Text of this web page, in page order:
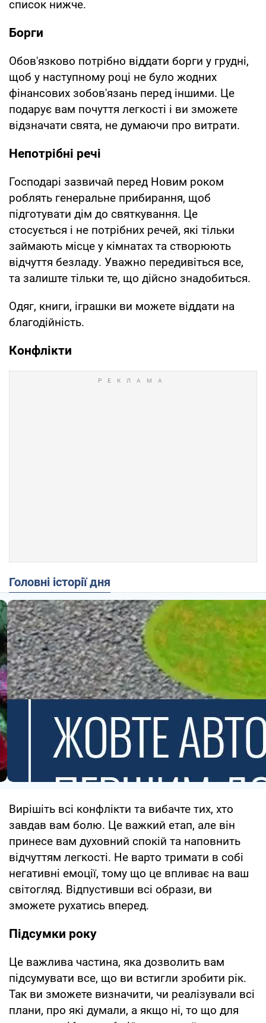
список нижче.
Борги
Обов'язково потрібно віддати борги у грудні,
щоб у наступному році не було жодних
фінансових зобов'язань перед іншими. Це
подарує вам почуття легкості і ви зможете
відзначати свята, не думаючи про витрати.
Непотрібні речі
Господарі зазвичай перед Новим роком
роблять генеральне прибирання, щоб
підготувати дім до святкування. Це
стосується і не потрібних речей, які тільки
займають місце у кімнатах та створюють
відчуття безладу. Уважно передивіться все,
та залиште тільки те, що дійсно знадобиться.
Одяг, книги, іграшки ви можете віддати на
благодійність.
Конфлікти
Головні історії дня
Вирішіть всі конфлікти та вибачте тих, хто
завдав вам болю. Це важкий етап, але він
принесе вам духовний спокій та наповнить
відчуттям легкості. Не варто тримати в собі
негативні емоції, тому що це впливає на ваш
світогляд. Відпустивши всі образи, ви
зможете рухатись вперед.
Підсумки року
Це важлива частина, яка дозволить вам
підсумувати все, що ви встигли зробити рік.
Так ви зможете визначити, чи реалізували всі
плани, про які думали, а якщо ні, то що для